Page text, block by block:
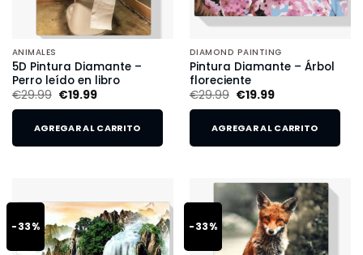
ANIMALES
5D Pintura Diamante –
Perro leído en libro
€29.99 €19.99
AGREGAR AL CARRITO
DIAMOND PAINTING
Pintura Diamante – Árbol
floreciente
€29.99 €19.99
AGREGAR AL CARRITO
-33% -33%